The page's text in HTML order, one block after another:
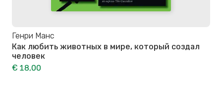
Генри Манс
Как любить животных в мире, который создал
человек
€ 18,00